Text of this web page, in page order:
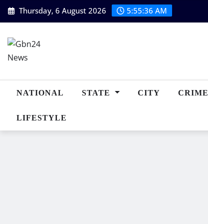
Skip Thursday, 6 August 2026 5:55:37 AM
NATIONAL STATE CITY CRIME
LIFESTYLE